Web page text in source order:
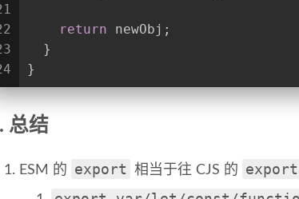
return newObj;
  }
}
总结
ESM 的 export 相当于往 CJS 的